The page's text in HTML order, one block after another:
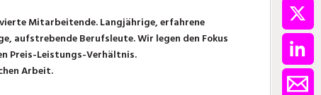
Mitarbeitende. Langjährige, erfahrene
aufstrebende Berufsleute. Wir legen den Fokus
Preis-Leistungs-Verhältnis.
Arbeit.